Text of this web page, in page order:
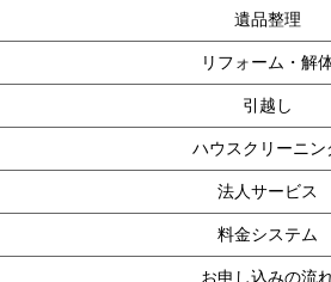
遺品整理
リフォーム・解
引越し
ハウスクリーニン
法人サービス
料金システム
お申し込みの流